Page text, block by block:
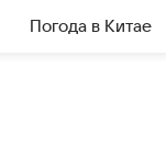
Погода в Китае